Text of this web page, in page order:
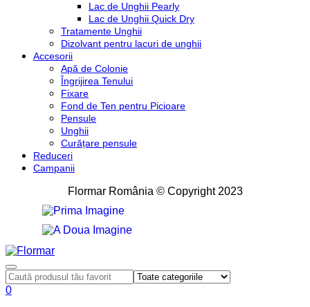
Lac de Unghii Pearly
Lac de Unghii Quick Dry
Tratamente Unghii
Dizolvant pentru lacuri de unghii
Accesorii
Apă de Colonie
Îngrijirea Tenului
Fixare
Fond de Ten pentru Picioare
Pensule
Unghii
Curățare pensule
Reduceri
Campanii
Flormar România © Copyright 2023
0